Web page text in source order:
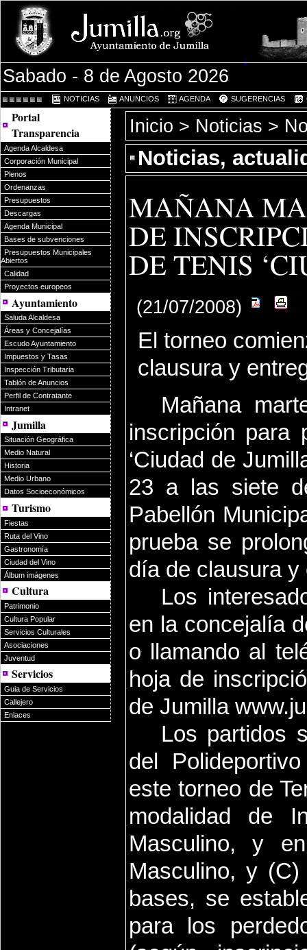
Sabado - 8 de Agosto 2026
NOTICIAS ANUNCIOS AGENDA SUGERENCIAS
Portal
Transparencia
Agenda Alcaldesa
Corporación Municipal
Plenos
Ordenanzas
Presupuestos
Descargas
Agenda Municipal
Bases de subvenciones
Presupuestos Municipales
Abiertos
Calidad
Proyectos europeos
Ayuntamiento
Saluda Alcaldesa
Áreas y Concejalías
Escudo Ayuntamiento
Impuestos y Tasas
Inspección Tributaria
Tablón de Anuncios
Perfil de Contratante
Intranet
Jumilla
Situación Geográfica
Medio Natural
Historia
Medio Urbano
Datos Socioeconómicos
Turismo
Fiestas
Ruta del Vino
Gastronomía
Ciudad del Vino
Álbum imágenes
Cultura
Patrimonio
Cultura Popular
Servicios Culturales
Asociaciones
Juventud
Servicios
Guia de Servicios
Callejero
Enlaces
Inicio > Noticias >
Noticias,
MAÑANA
DE
DE TENIS
(21/07/2008)
El torneo
clausura y
Mañana
inscripción para
‘Ciudad de
23 a las siete
Pabellón
prueba se
día de clausura
Los
en la concejalía
o llamando al
hoja de
de Jumilla
Los partidos
del
este torneo de
modalidad de
Masculino, y
Masculino, y
bases, se
para los